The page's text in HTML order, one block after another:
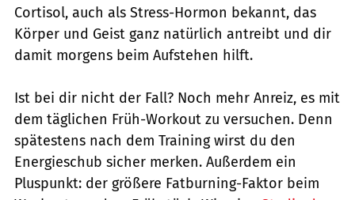
Cortisol, auch als Stress-Hormon bekannt, das
Körper und Geist ganz natürlich antreibt und dir
damit morgens beim Aufstehen hilft.
Ist bei dir nicht der Fall? Noch mehr Anreiz, es mit
dem täglichen Früh-Workout zu versuchen. Denn
spätestens nach dem Training wirst du den
Energieschub sicher merken. Außerdem ein
Pluspunkt: der größere Fatburning-Faktor beim